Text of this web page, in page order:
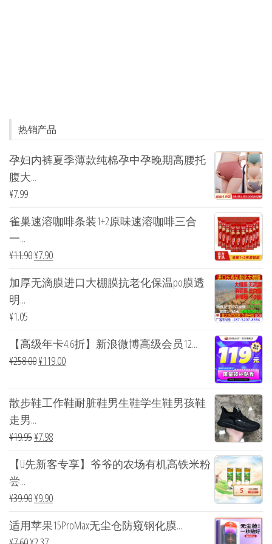
热销产品
孕妇内裤夏季薄款纯棉孕中孕晚期高腰托
腹大...
¥7.99
雀巢速溶咖啡条装1+2原味速溶咖啡三合
一...
¥11.90¥7.90
加厚无滴膜进口大棚膜抗老化保温po膜透
明...
¥1.05
【高级年卡4.6折】新浪微博高级会员12...
¥258.00¥119.00
散步鞋工作鞋耐脏鞋男生鞋学生鞋男孩鞋
走男...
¥19.95¥7.98
【U先新客专享】爷爷的农场有机高铁米粉
尝...
¥39.90¥9.90
适用苹果15ProMax无尘仓防窥钢化膜...